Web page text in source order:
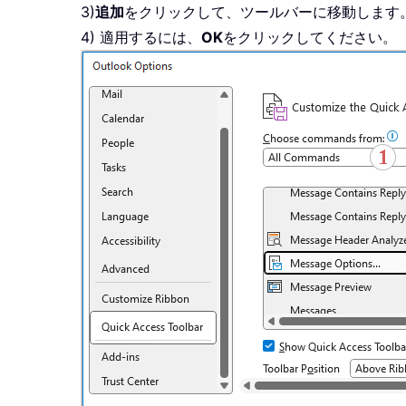
3)追加をクリックして、ツールバーに移動します
4) 適用するには、 OKをクリックしてください。